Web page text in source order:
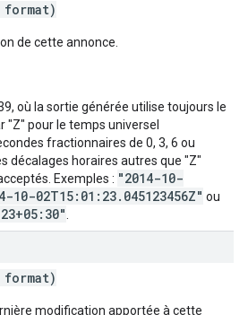
format)
de cette annonce.
où la sortie générée utilise toujours le
"Z" pour le temps universel
fractionnaires de 0, 3, 6 ou
décalages horaires autres que "Z"
Exemples : "2014-10-
10-02T15:01:23.045123456Z" ou
format)
modification apportée à cette